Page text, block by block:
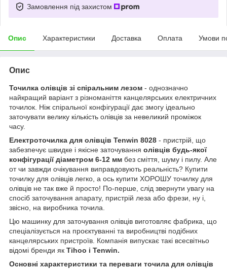
Замовлення під захистом
Опис Характеристики Доставка Оплата Умови
Опис
Точилка олівців зі спіральним лезом - однозначно
найкращий варіант з різноманіття канцелярських електричних
точилок. Ніж спіральної конфігурації дає змогу ідеально
заточувати велику кількість олівців за невеликий проміжок
часу.
Електроточилка для олівців Tenwin 8028 - пристрій, що
забезпечує швидке і якісне заточування олівців будь-якої
конфігурації діаметром 6-12 мм без сміття, шуму і пилу. Але
от чи завжди очікування виправдовують реальність? Купити
точилку для олівців легко, а ось купити ХОРОШУ точилку для
олівців не так вже й просто! По-перше, слід звернути увагу на
спосіб заточування апарату, пристрій леза або фрези, ну і,
звісно, на виробника точила.
Цю машинку для заточування олівців виготовляє фабрика, що
спеціалізується на проєктуванні та виробництві подібних
канцелярських пристроїв. Компанія випускає такі всесвітньо
відомі бренди як Tihoo і Tenwin.
Основні характеристики та переваги точила для олівців